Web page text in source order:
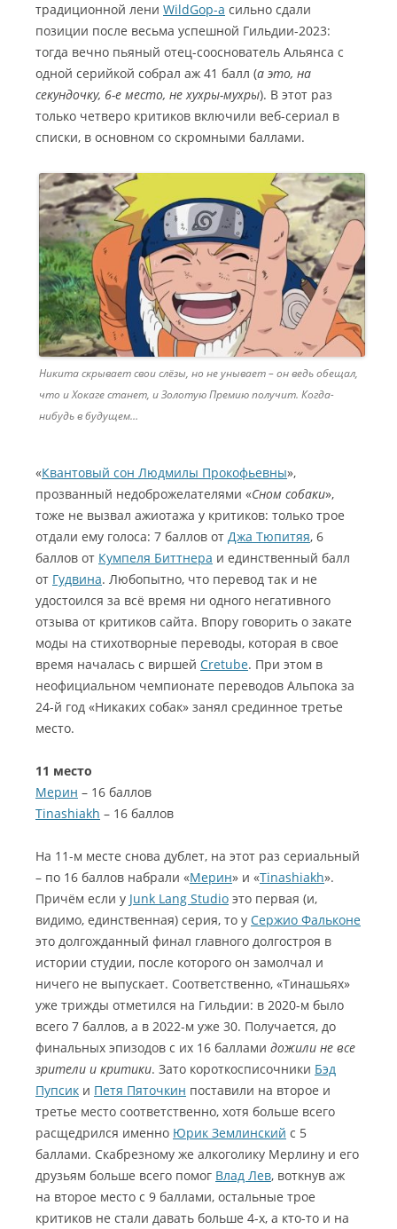
традиционной лени WildGop-a сильно сдали
позиции после весьма успешной Гильдии-2023:
тогда вечно пьяный отец-сооснователь Альянса с
одной серийкой собрал аж 41 балл (а это, на
секундочку, 6-е место, не хухры-мухры). В этот раз
только четверо критиков включили веб-сериал в
списки, в основном со скромными баллами.
Никита скрывает свои слёзы, но не унывает – он ведь обещал,
что и Хокаге станет, и Золотую Премию получит. Когда-
нибудь в будущем…
«Квантовый сон Людмилы Прокофьевны»,
прозванный недоброжелателями «Сном собаки»,
тоже не вызвал ажиотажа у критиков: только трое
отдали ему голоса: 7 баллов от Джа Тюпитяя, 6
баллов от Кумпеля Биттнера и единственный балл
от Гудвина. Любопытно, что перевод так и не
удостоился за всё время ни одного негативного
отзыва от критиков сайта. Впору говорить о закате
моды на стихотворные переводы, которая в свое
время началась с виршей Cretube. При этом в
неофициальном чемпионате переводов Альпока за
24-й год «Никаких собак» занял срединное третье
место.
11 место
Мерин – 16 баллов
Tinashiakh – 16 баллов
На 11-м месте снова дублет, на этот раз сериальный
– по 16 баллов набрали «Мерин» и «Tinashiakh».
Причём если у Junk Lang Studio это первая (и,
видимо, единственная) серия, то у Сержио Фальконе
это долгожданный финал главного долгостроя в
истории студии, после которого он замолчал и
ничего не выпускает. Соответственно, «Тинашьях»
уже трижды отметился на Гильдии: в 2020-м было
всего 7 баллов, а в 2022-м уже 30. Получается, до
финальных эпизодов с их 16 баллами дожили не все
зрители и критики. Зато короткосписочники Бэд
Пупсик и Петя Пяточкин поставили на второе и
третье место соответственно, хотя больше всего
расщедрился именно Юрик Землинский с 5
баллами. Скабрезному же алкоголику Мерлину и его
друзьям больше всего помог Влад Лев, воткнув аж
на второе место с 9 баллами, остальные трое
критиков не стали давать больше 4-х, а кто-то и на